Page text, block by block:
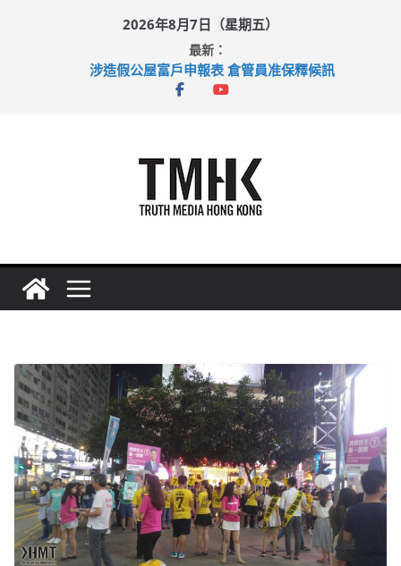
2026年8月7日（星期五）
最新：
涉造假公屋富戶申報表 倉管員准保釋候訊
足球盛會次場激戰 祖雲達斯挫車路士